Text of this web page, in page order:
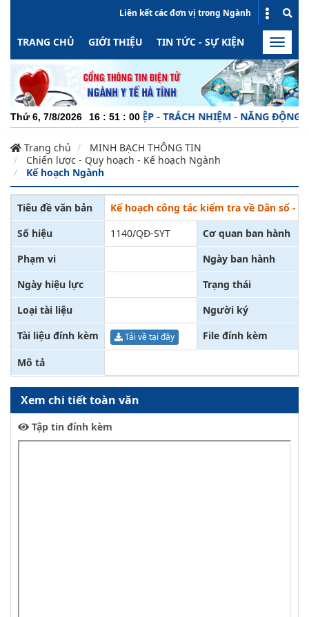
Liên kết các đơn vị trong Ngành
TRANG CHỦ GIỚI THIỆU TIN TỨC - SỰ KIỆN HOẠT
Toggle
Thứ 6, 7/8/2026 16 : 51 : 00
CHUYÊN NGHIỆP - TRÁCH NHIỆM - NĂNG ĐỘNG -
Trang chủ
MINH BẠCH THÔNG TIN
Chiến lược - Quy hoạch - Kế hoạch Ngành
Kế hoạch Ngành
Tiêu đề văn bản
Kế hoạch công tác kiểm tra về Dân số -
Số hiệu
1140/QĐ-SYT
Cơ quan ban hành
Phạm vi
Ngày ban hành
Ngày hiệu lực
Trạng thái
Loại tài liệu
Người ký
Tài liệu đính kèm
Tải về tại đây File đính kèm
Mô tả
Xem chi tiết toàn văn
Tập tin đính kèm